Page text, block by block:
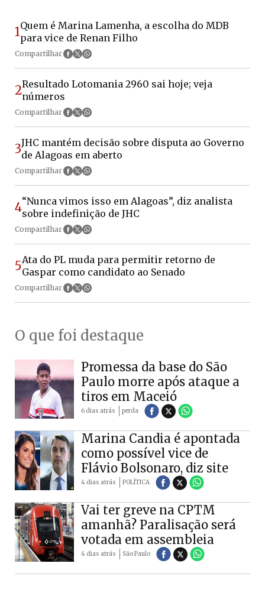
1Quem é Marina Lamenha, a escolha do MDB
para vice de Renan Filho
Compartilhar
2Resultado Lotomania 2960 sai hoje; veja
números
Compartilhar
3JHC mantém decisão sobre disputa ao Governo
de Alagoas em aberto
Compartilhar
4“Nunca vimos isso em Alagoas”, diz analista
sobre indefinição de JHC
Compartilhar
5Ata do PL muda para permitir retorno de
Gaspar como candidato ao Senado
Compartilhar
O que foi destaque
Promessa da base do São
Paulo morre após ataque a
tiros em Maceió
6 dias atrás perda
Marina Candia é apontada
como possível vice de
Flávio Bolsonaro, diz site
4 dias atrás POLÍTICA
Vai ter greve na CPTM
amanhã? Paralisação será
votada em assembleia
4 dias atrás São Paulo